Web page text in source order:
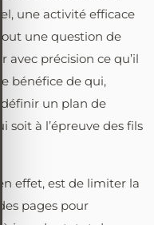
une activité efficace
une question de
avec précision ce qu’il
bénéfice de qui,
définir un plan de
soit à l’épreuve des fils
effet, est de limiter la
pages pour